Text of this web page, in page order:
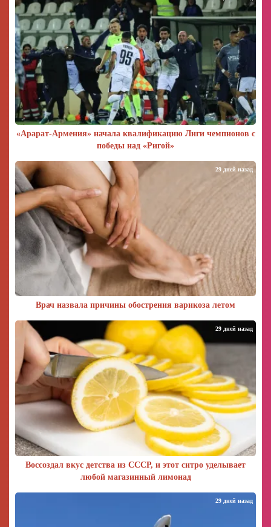
«Арарат‑Армения» начала квалификацию Лиги чемпионов с
победы над «Ригой»
Врач назвала причины обострения варикоза летом
29 дней назад
Воссоздал вкус детства из СССР, и этот ситро уделывает
любой магазинный лимонад
29 дней назад
29 дней назад